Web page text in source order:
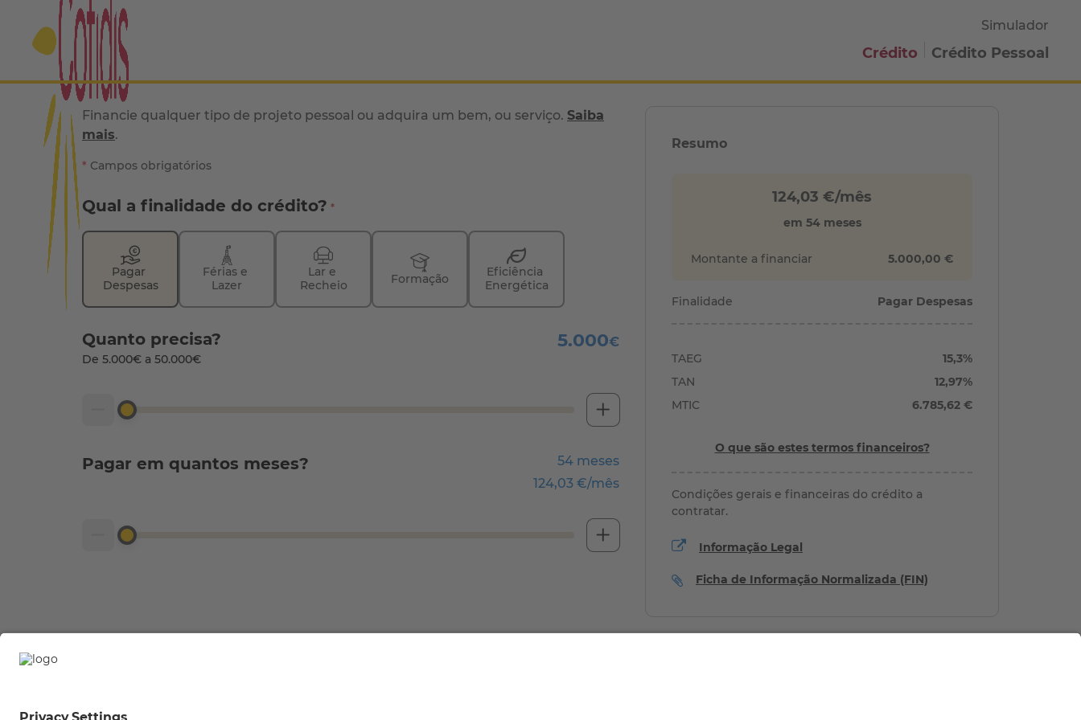
Simulador
Crédito Crédito Pessoal
Financie qualquer tipo de projeto pessoal ou adquira um bem, ou serviço. Saiba
mais.
* Campos obrigatórios
Qual a finalidade do crédito?
Pagar
Despesas
Férias e
Lazer
Lar e
Recheio
Formação
Eficiência
Energética
Quanto precisa?
De 5.000€ a 50.000€
5.000€
Pagar em quantos meses?
54 meses
124,03 €/mês
Resumo
124,03 €/mês
em 54 meses
Montante a financiar 5.000,00 €
Finalidade Pagar Despesas
TAEG
15,3%
TAN
12,97%
MTIC
6.785,62 €
O que são estes termos financeiros?
Condições gerais e financeiras do crédito a
contratar.
Informação Legal
Ficha de Informação Normalizada (FIN)